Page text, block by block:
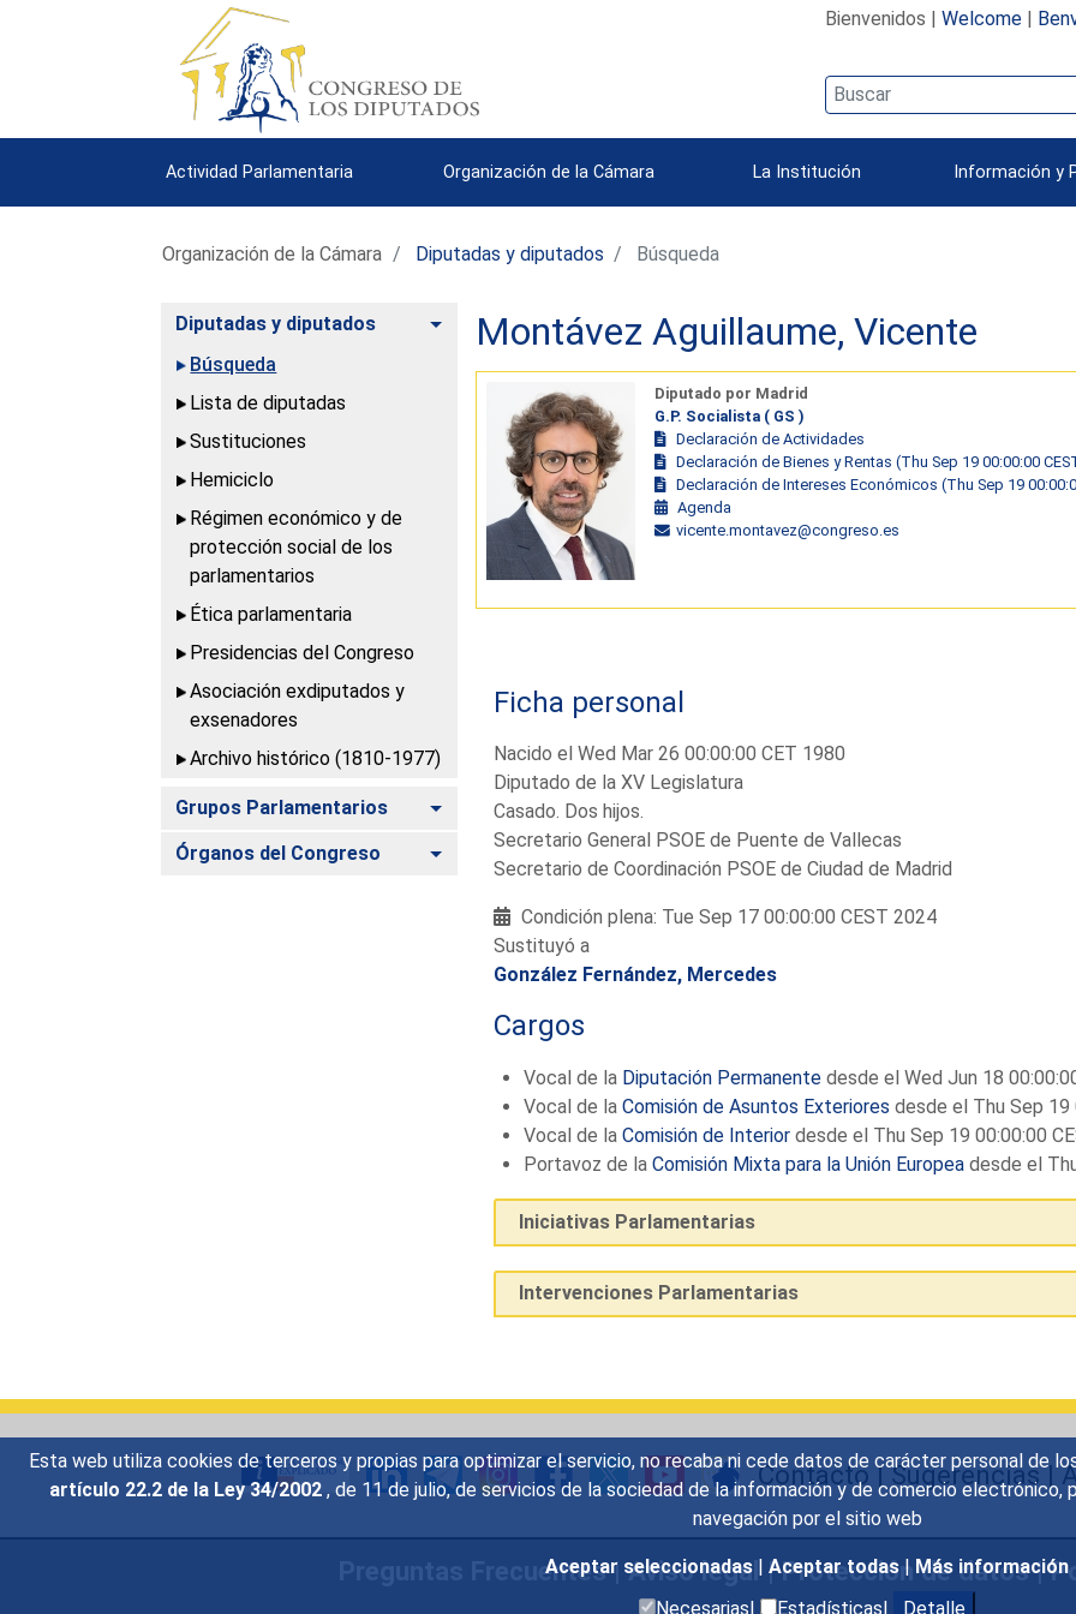
Esta web utiliza cookies de terceros y propias para optimizar el servicio, no recaba ni cede datos de carácter personal de
artículo 22.2 de la Ley 34/2002 , de 11 de julio, de servicios de la sociedad de la información y de comercio
navegación por el sitio web
Aceptar seleccionadas | Aceptar todas | Más información
Necesarias|
Estadísticas| Detalle
Bienvenidos | Welcome|
Actividad Parlamentaria Organización de la Cámara La Institución Información y
Organización de la Cámara Diputadas y diputados Búsqueda
Diputadas y diputados
Alternar
Búsqueda
Lista de diputadas
Sustituciones
Hemiciclo
Régimen económico y de
protección social de los
parlamentarios
Ética parlamentaria
Presidencias del Congreso
Asociación exdiputados y
exsenadores
Archivo histórico (1810-1977)
Grupos Parlamentarios Alternar
Órganos del Congreso Alternar
Montávez Aguillaume, Vicente
Diputado por Madrid
G.P. Socialista ( GS )
Declaración de Actividades
Declaración de Bienes y Rentas (Thu Sep 19 00:00:00
Declaración de Intereses Económicos (Thu Sep 19
Agenda
vicente.montavez@congreso.es
Ficha personal
Nacido el Wed Mar 26 00:00:00 CET 1980
Diputado de la XV Legislatura
Casado. Dos hijos.
Secretario General PSOE de Puente de Vallecas
Secretario de Coordinación PSOE de Ciudad de Madrid
Condición plena: Tue Sep 17 00:00:00 CEST 2024
Sustituyó a
González Fernández, Mercedes
Cargos
Vocal de la Diputación Permanentedesde el Wed Jun 18
Vocal de la Comisión de Asuntos Exteriores desde el Thu Sep 19
Vocal de la Comisión de Interiordesde el Thu Sep 19 00:00:00
Portavoz de la Comisión Mixta para la Unión Europeadesde el
Iniciativas Parlamentarias
Intervenciones Parlamentarias
Contacto |Sugerencias|
Preguntas Frecuentes|Aviso legal|Protección de datos|